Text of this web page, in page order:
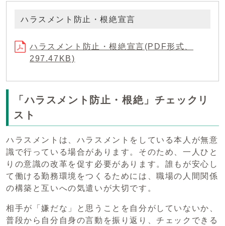
ハラスメント防止・根絶宣言
ハラスメント防止・根絶宣言(PDF形式、
297.47KB)
「ハラスメント防止・根絶」チェックリ
スト
ハラスメントは、ハラスメントをしている本人が無意
識で行っている場合があります。そのため、一人ひと
りの意識の改革を促す必要があります。誰もが安心し
て働ける勤務環境をつくるためには、職場の人間関係
の構築と互いへの気遣いが大切です。
相手が「嫌だな」と思うことを自分がしていないか、
普段から自分自身の言動を振り返り、チェックできる